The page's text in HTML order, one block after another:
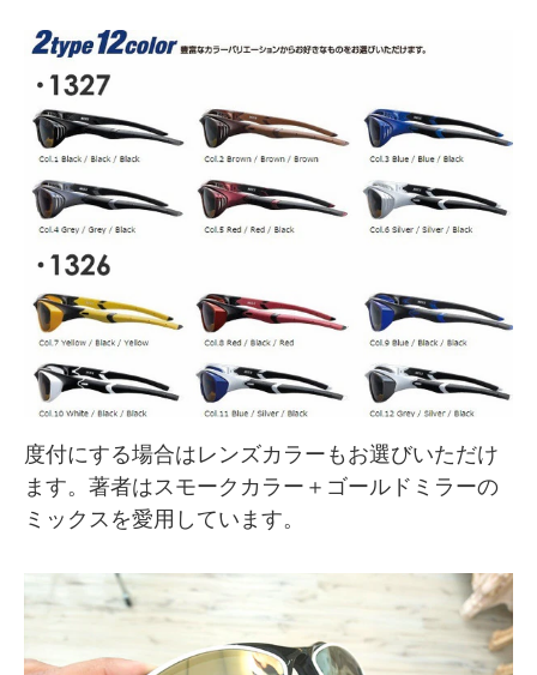
度付にする場合はレンズカラーもお選びいただけ
ます。著者はスモークカラー＋ゴールドミラーの
ミックスを愛用しています。